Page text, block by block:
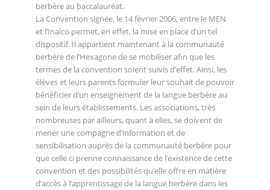
berbère au baccalauréat.
La Convention signée, le 14 février 2006, entre le MEN
et l’Inalco permet, en effet, la mise en place d’un tel
dispositif. Il appartient maintenant à la communauté
berbère de l’Hexagone de se mobiliser afin que les
termes de la convention soient suivis d’effet. Ainsi, les
élèves et leurs parents formuler leur souhait de pouvoir
bénéficier d’un enseignement de la langue berbère au
sein de leurs établissements. Les associations, très
nombreuses par ailleurs, quant à elles, se doivent de
mener une compagne d’information et de
sensibilisation auprès de la communauté berbère pour
que celle ci prenne connaissance de l’existence de cette
convention et des possibilités qu’elle offre en matière
d’accès à l’apprentissage de la langue berbère dans les